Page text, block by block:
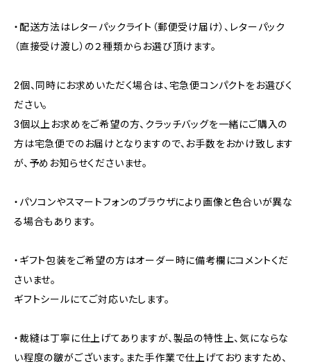
・配送方法はレターパックライト（郵便受け届け）、レターパック
（直接受け渡し）の２種類からお選び頂けます。
2個、同時にお求めいただく場合は、宅急便コンパクトをお選びく
ださい。
3個以上お求めをご希望の方、クラッチバッグを一緒にご購入の
方は宅急便でのお届けとなりますので、お手数をおかけ致します
が、予めお知らせくださいませ。
・パソコンやスマートフォンのブラウザにより画像と色合いが異な
る場合もあります。
・ギフト包装をご希望の方はオーダー時に備考欄にコメントくだ
さいませ。
ギフトシールにてご対応いたします。
・裁縫は丁寧に仕上げてありますが、製品の特性上、気にならな
い程度の皺がございます。また手作業で仕上げておりますため、